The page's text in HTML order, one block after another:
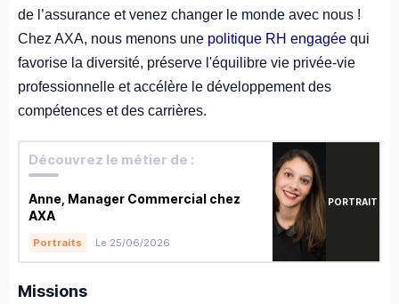
de l’assurance et venez changer le monde avec nous !
Chez AXA, nous menons une politique RH engagée qui
favorise la diversité, préserve l'équilibre vie privée-vie
professionnelle et accélère le développement des
compétences et des carrières.
Découvrez le métier de :
Anne, Manager Commercial chez
AXA
Portraits Le 25/06/2026
PORTRAIT
Missions